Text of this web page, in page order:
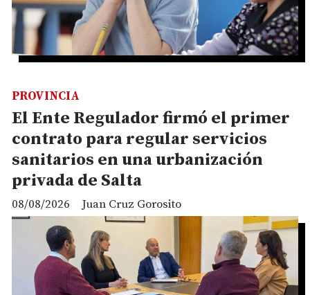
El Ente Regulador firmó el primer
contrato para regular servicios
sanitarios en una urbanización
privada de Salta
Juan Cruz Gorosito
PROVINCIA
08/08/2026